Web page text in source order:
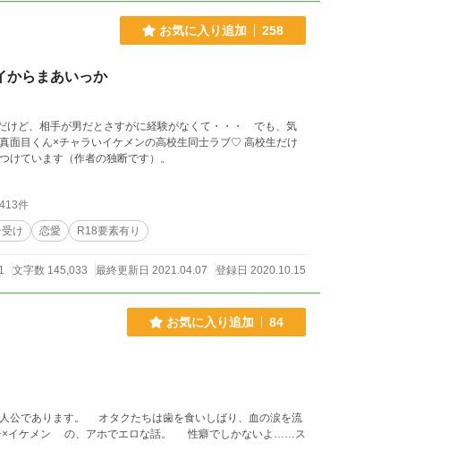
お気に入り追加 258
からまあいっか
ど、相手が男だとさすがに経験がなくて・・・ でも、気
目くん×チャラいイケメンの高校生同士ラブ♡ 高校生だけ
は※※をつけています（作者の独断です）。
件
け 恋愛 R18要素有り
文字数 145,033 最終更新日 2021.04.07 登録日 2020.10.15
お気に入り追加 84
であります。 オタクたちは歯を食いしばり、血の涙を流